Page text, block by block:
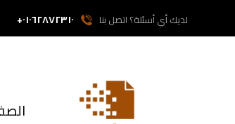
لديك أي أسئلة؟ اتصل بنا ٠١٠٦٢٨٧٢٣١٠+